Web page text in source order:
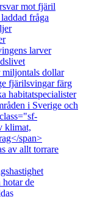
mot fjäril
fråga
larver
miljontals dollar
fjärilsvingar färg
habitatspecialister
i Sverige och
klimat,
span>
av allt torrare
hotar de